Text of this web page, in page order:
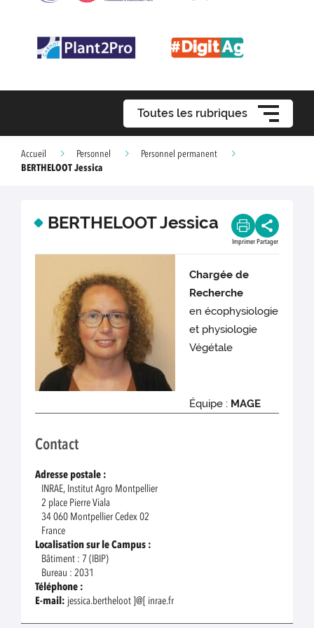
Toutes les rubriques
Accueil Personnel
Personnel permanent
BERTHELOOT Jessica
BERTHELOOT Jessica
Imprimer Partager
Chargée de
Recherche
en écophysiologie
et physiologie
Végétale
Équipe : MAGE
Contact
Adresse postale :
INRAE, Institut Agro Montpellier
2 place Pierre Viala
34 060 Montpellier Cedex 02
France
Localisation sur le Campus :
Bâtiment : 7 (IBIP)
Bureau : 2031
Téléphone :
E-mail: jessica.bertheloot ]@[ inrae.fr